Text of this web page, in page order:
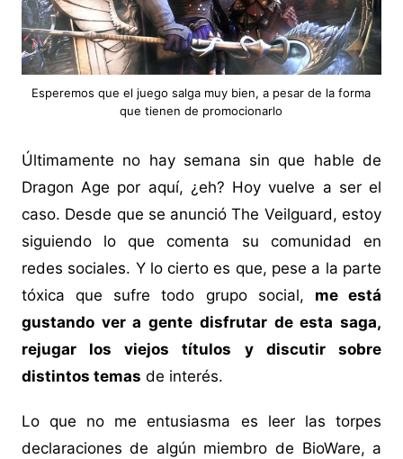
Esperemos que el juego salga muy bien, a pesar de la forma
que tienen de promocionarlo
Últimamente no hay semana sin que hable de
Dragon Age por aquí, ¿eh? Hoy vuelve a ser el
caso. Desde que se anunció The Veilguard, estoy
siguiendo lo que comenta su comunidad en
redes sociales. Y lo cierto es que, pese a la parte
tóxica que sufre todo grupo social, me está
gustando ver a gente disfrutar de esta saga,
rejugar los viejos títulos y discutir sobre
distintos temas de interés.
Lo que no me entusiasma es leer las torpes
declaraciones de algún miembro de BioWare, a